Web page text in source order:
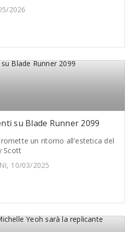
2026
su Blade Runner 2099
un ritorno all'estetica del
Scott
10/03/2025